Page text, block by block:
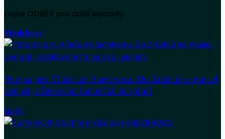
Dejte ODBĚR pro další epizody.
Předchozí
Potupa pro Vláďu ze Survivoru. Do Zrádců se musel
vecpat, očekávání fanoušků nesplnil
Další